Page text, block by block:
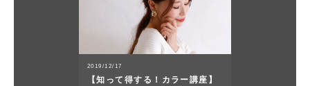
2019/12/17
【知って得する！カラー講座】